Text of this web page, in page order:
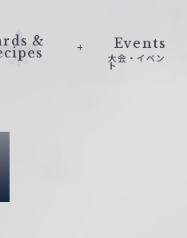
& Events
大会・イベン
ト